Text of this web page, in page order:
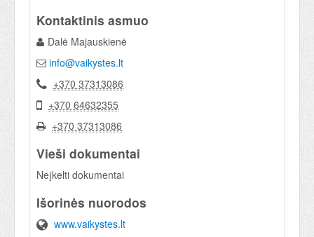
Kontaktinis asmuo
Dalė Majauskienė
info@vaikystes.lt
+370 37313086
+370 64632355
+370 37313086
Vieši dokumentai
Neįkelti dokumentai
Išorinės nuorodos
www.vaikystes.lt